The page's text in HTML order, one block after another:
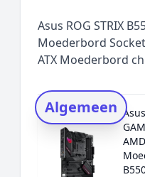
Rating topper
Prijsniveaus
Asus ROG STRIX
Moederbord
ATX Moederbord
Algemeen